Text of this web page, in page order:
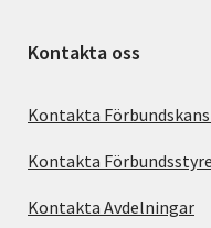
Kontakta oss
Kontakta
Kontakta
Kontakta Avdelningar